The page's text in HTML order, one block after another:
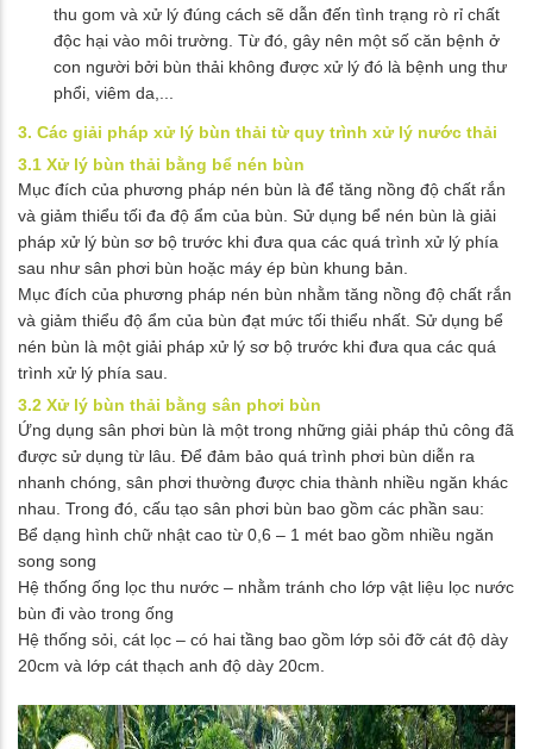
thu gom và xử lý đúng cách sẽ dẫn đến tình trạng rò rỉ chất
độc hại vào môi trường. Từ đó, gây nên một số căn bệnh ở
con người bởi bùn thải không được xử lý đó là bệnh ung thư
phổi, viêm da,...
3. Các giải pháp xử lý bùn thải từ quy trình xử lý nước thải
3.1 Xử lý bùn thải bằng bể nén bùn
Mục đích của phương pháp nén bùn là để tăng nồng độ chất rắn
và giảm thiểu tối đa độ ẩm của bùn. Sử dụng bể nén bùn là giải
pháp xử lý bùn sơ bộ trước khi đưa qua các quá trình xử lý phía
sau như sân phơi bùn hoặc máy ép bùn khung bản.
Mục đích của phương pháp nén bùn nhằm tăng nồng độ chất rắn
và giảm thiểu độ ẩm của bùn đạt mức tối thiểu nhất. Sử dụng bể
nén bùn là một giải pháp xử lý sơ bộ trước khi đưa qua các quá
trình xử lý phía sau.
3.2 Xử lý bùn thải bằng sân phơi bùn
Ứng dụng sân phơi bùn là một trong những giải pháp thủ công đã
được sử dụng từ lâu. Để đảm bảo quá trình phơi bùn diễn ra
nhanh chóng, sân phơi thường được chia thành nhiều ngăn khác
nhau. Trong đó, cấu tạo sân phơi bùn bao gồm các phần sau:
Bể dạng hình chữ nhật cao từ 0,6 – 1 mét bao gồm nhiều ngăn
song song
Hệ thống ống lọc thu nước – nhằm tránh cho lớp vật liệu lọc nước
bùn đi vào trong ống
Hệ thống sỏi, cát lọc – có hai tầng bao gồm lớp sỏi đỡ cát độ dày
20cm và lớp cát thạch anh độ dày 20cm.